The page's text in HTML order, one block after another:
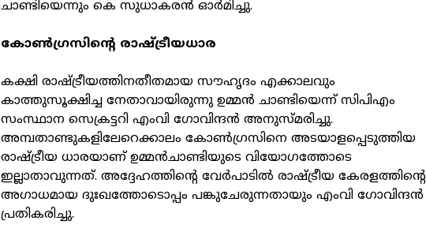
ചാണ്ടിയെന്നും കെ സുധാകരന്‍ ഓര്‍മിച്ചു.
കോണ്‍ഗ്രസിന്റെ രാഷ്ട്രീയധാര
കക്ഷി രാഷ്ട്രീയത്തിനതീതമായ സൗഹൃദം എക്കാലവും
കാത്തുസൂക്ഷിച്ച നേതാവായിരുന്നു ഉമ്മന്‍ ചാണ്ടിയെന്ന് സിപിഎം
സംസ്ഥാന സെക്രട്ടറി എംവി ഗോവിന്ദന്‍ അനുസ്മരിച്ചു.
അമ്പതാണ്ടുകളിലേറെക്കാലം കോണ്‍ഗ്രസിനെ അടയാളപ്പെടുത്തിയ
രാഷ്ട്രീയ ധാരയാണ് ഉമ്മന്‍ചാണ്ടിയുടെ വിയോഗത്തോടെ
ഇല്ലാതാവുന്നത്. അദ്ദേഹത്തിന്റെ വേര്‍പാടില്‍ രാഷ്ട്രീയ കേരളത്തിന്റെ
അഗാധമായ ദുഃഖത്തോടൊപ്പം പങ്കുചേരുന്നതായും എംവി ഗോവിന്ദന്‍
പ്രതികരിച്ചു.